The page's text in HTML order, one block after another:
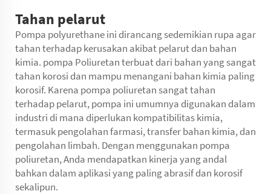
Tahan pelarut
Pompa polyurethane ini dirancang sedemikian rupa agar
tahan terhadap kerusakan akibat pelarut dan bahan
kimia. pompa Poliuretanterbuat dari bahan yang sangat
tahan korosi dan mampu menangani bahan kimia paling
korosif. Karena pompa poliuretan sangat tahan
terhadap pelarut, pompa ini umumnya digunakan dalam
industri di mana diperlukan kompatibilitas kimia,
termasuk pengolahan farmasi, transfer bahan kimia, dan
pengolahan limbah. Dengan menggunakan pompa
poliuretan, Anda mendapatkan kinerja yang andal
bahkan dalam aplikasi yang paling abrasif dan korosif
sekalipun.